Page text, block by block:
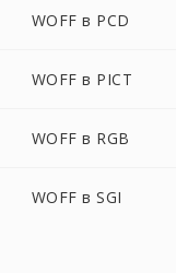
WOFF в PCD
WOFF в PICT
WOFF в RGB
WOFF в SGI